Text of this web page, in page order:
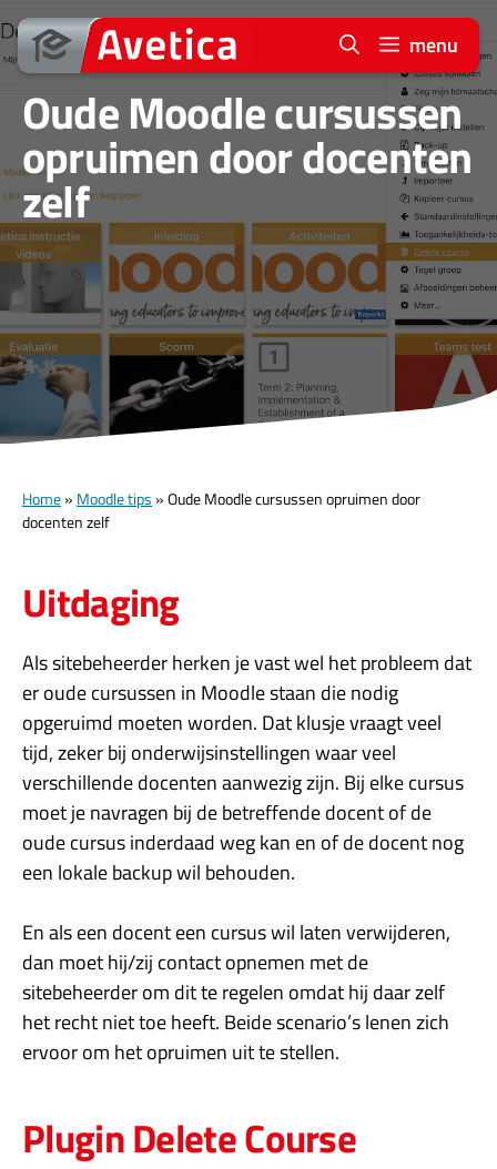
Ga
naar
de
inhoud
menu
Oude Moodle cursussen
opruimen door docenten
zelf
Home» Moodle tips »Oude Moodle cursussen opruimen door
docenten zelf
Uitdaging
Als sitebeheerder herken je vast wel het probleem dat
er oude cursussen in Moodle staan die nodig
opgeruimd moeten worden. Dat klusje vraagt veel
tijd, zeker bij onderwijsinstellingen waar veel
verschillende docenten aanwezig zijn. Bij elke cursus
moet je navragen bij de betreffende docent of de
oude cursus inderdaad weg kan en of de docent nog
een lokale backup wil behouden.
En als een docent een cursus wil laten verwijderen,
dan moet hij/zij contact opnemen met de
sitebeheerder om dit te regelen omdat hij daar zelf
het recht niet toe heeft. Beide scenario’s lenen zich
ervoor om het opruimen uit te stellen.
Plugin Delete Course